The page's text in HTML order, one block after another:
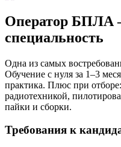
Оператор БПЛА
специальность
Одна из самых
Обучение с нуля за 1–3
практика. Плюс при
радиотехникой,
пайки и сборки.
Требования к